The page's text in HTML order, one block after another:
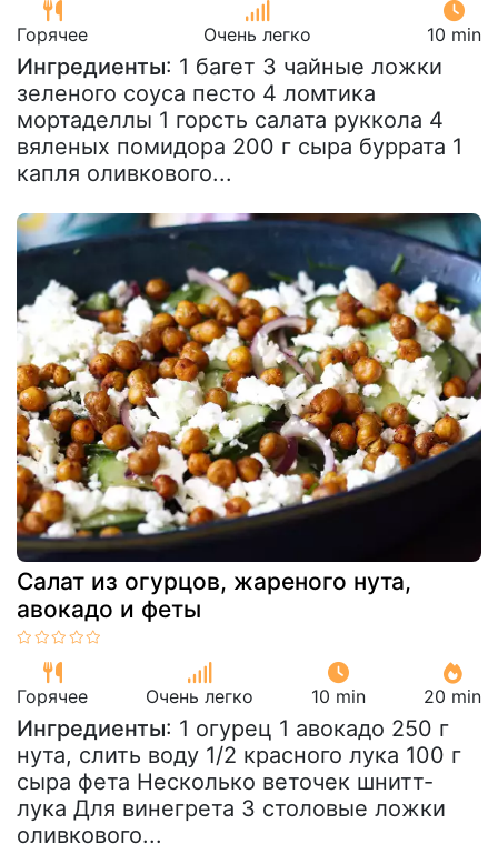
Горячее Очень легко 10 min
Ингредиенты: 1 багет 3 чайные ложки
зеленого соуса песто 4 ломтика
мортаделлы 1 горсть салата руккола 4
вяленых помидора 200 г сыра буррата 1
капля оливкового...
Салат из огурцов, жареного нута,
авокадо и феты
Горячее Очень легко 10 min 20 min
Ингредиенты: 1 огурец 1 авокадо 250 г
нута, слить воду 1/2 красного лука 100 г
сыра фета Несколько веточек шнитт-
лука Для винегрета 3 столовые ложки
оливкового...